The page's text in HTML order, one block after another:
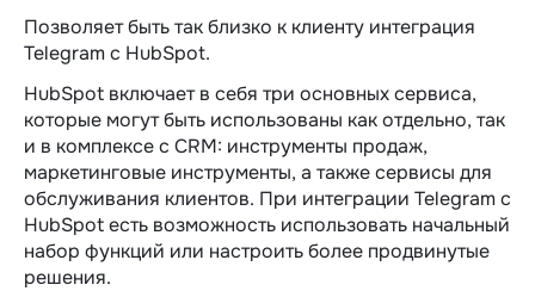
Позволяет быть так близко к клиенту интеграция
Telegram c HubSpot.
HubSpot включает в себя три основных сервиса,
которые могут быть использованы как отдельно, так
и в комплексе с CRM: инструменты продаж,
маркетинговые инструменты, а также сервисы для
обслуживания клиентов. При интеграции Telegram c
HubSpot есть возможность использовать начальный
набор функций или настроить более продвинутые
решения.